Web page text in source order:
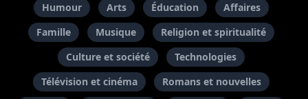
Humour Arts Éducation
Affaires
Famille
Musique
Religion et spiritualité
Culture et société
Technologies
Télévision et cinéma
Romans et nouvelles